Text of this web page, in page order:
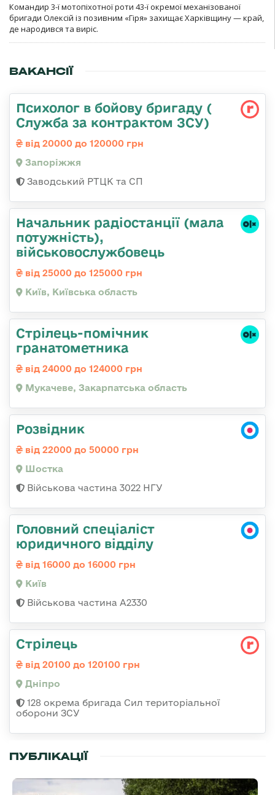
Командир 3-ї мотопіхотної роти 43-ї окремої механізованої
бригади Олексій із позивним «Гіря» захищає Харківщину — край,
де народився та виріс.
ВАКАНСІЇ
Психолог в бойову бригаду (
Служба за контрактом ЗСУ)
від 20000 до 120000 грн
Запоріжжя
Заводський РТЦК та СП
Начальник pадіостанції (мала
потужність),
військовослужбовець
від 25000 до 125000 грн
Київ, Київська область
Стрілець-помічник
гранатометника
від 24000 до 124000 грн
Мукачеве, Закарпатська область
Розвідник
від 22000 до 50000 грн
Шостка
Військова частина 3022 НГУ
Головний спеціаліст
юридичного відділу
від 16000 до 16000 грн
Київ
Військова частина A2330
Стрілець
від 20100 до 120100 грн
Дніпро
128 окрема бригада Сил територіальної
оборони ЗСУ
ПУБЛІКАЦІЇ